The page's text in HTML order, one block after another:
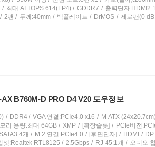
최대 AI TOPS:614(FP4) GDDR7 출력단자
2팬 두께:40mm 백플레이트 DrMOS 제로팬(0-
B760M-D PRO D4 V20 도우정보
DDR4 VGA 연결:PCIe4.0 x16 M-ATX
리 용량:최대 64GB XMP [확장슬롯] PCIe버전
SATA3:4개 M.2 연결:PCIe4.0 [후면단자] HDMI DP
셋:Realtek RTL8125 2.5Gbps RJ-45:1개 오디오